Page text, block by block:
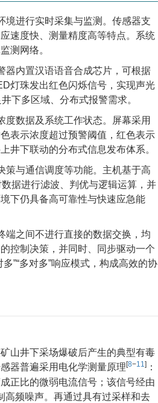
境进行实时采集与监测。传感器支
速度快、测量精度高等特点。系统
测网络。
器内置汉语语音合成芯片，可根据
灯珠发出红色闪烁信号，实现声光
下多区域、分布式报警需求。
数据及系统工作状态。屏幕采用
表示浓度超过预警阈值，红色表示
井下联动的分布式信息发布体系。
策与通信调度等功能。主机基于高
据进行滤波、判优与逻辑运算，并
下仍具备高可靠性与快速应急能
端之间不进行直接的数据交换，均
控制决策，并同时、同步驱动一个
”“多对多”响应模式，构成高效的协
山井下采场爆破后产生的典型有毒
器普遍采用电化学测量原理 [8−11] ：
正比的微弱电流信号；该信号经由
高频噪声。再通过具有过采样和去